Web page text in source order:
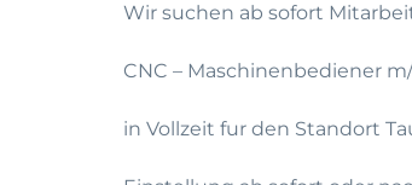
Wir suchen ab sofort
CNC – Maschinenbediener
in Vollzeit fur den Standort